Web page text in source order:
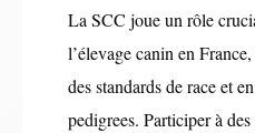
La SCC joue un rôle
l’élevage canin en
des standards de race et
pedigrees. Participer à